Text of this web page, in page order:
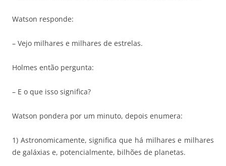
Watson responde:
– Vejo milhares e milhares de estrelas.
Holmes então pergunta:
– E o que isso significa?
Watson pondera por um minuto, depois enumera:
1) Astronomicamente, significa que há milhares e milhares
de galáxias e, potencialmente, bilhões de planetas.